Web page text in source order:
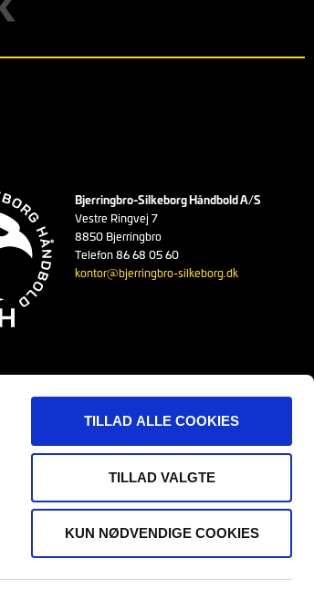
TILLAD ALLE COOKIES
TILLAD VALGTE
KUN NØDVENDIGE COOKIES
Bjerringbro-Silkeborg Håndbold A/S
Vestre Ringvej 7
8850 Bjerringbro
Telefon 86 68 05 60
kontor@bjerringbro-silkeborg.dk
BSH Hall Of Fame